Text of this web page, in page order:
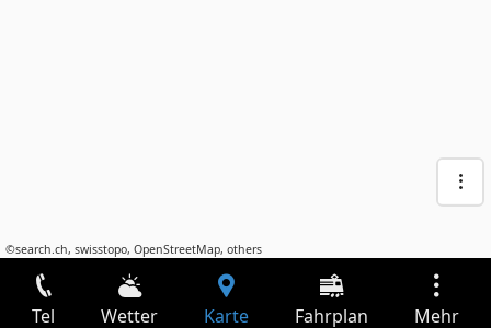
©search.ch, swisstopo, OpenStreetMap, others
Tel Wetter Karte Fahrplan Mehr